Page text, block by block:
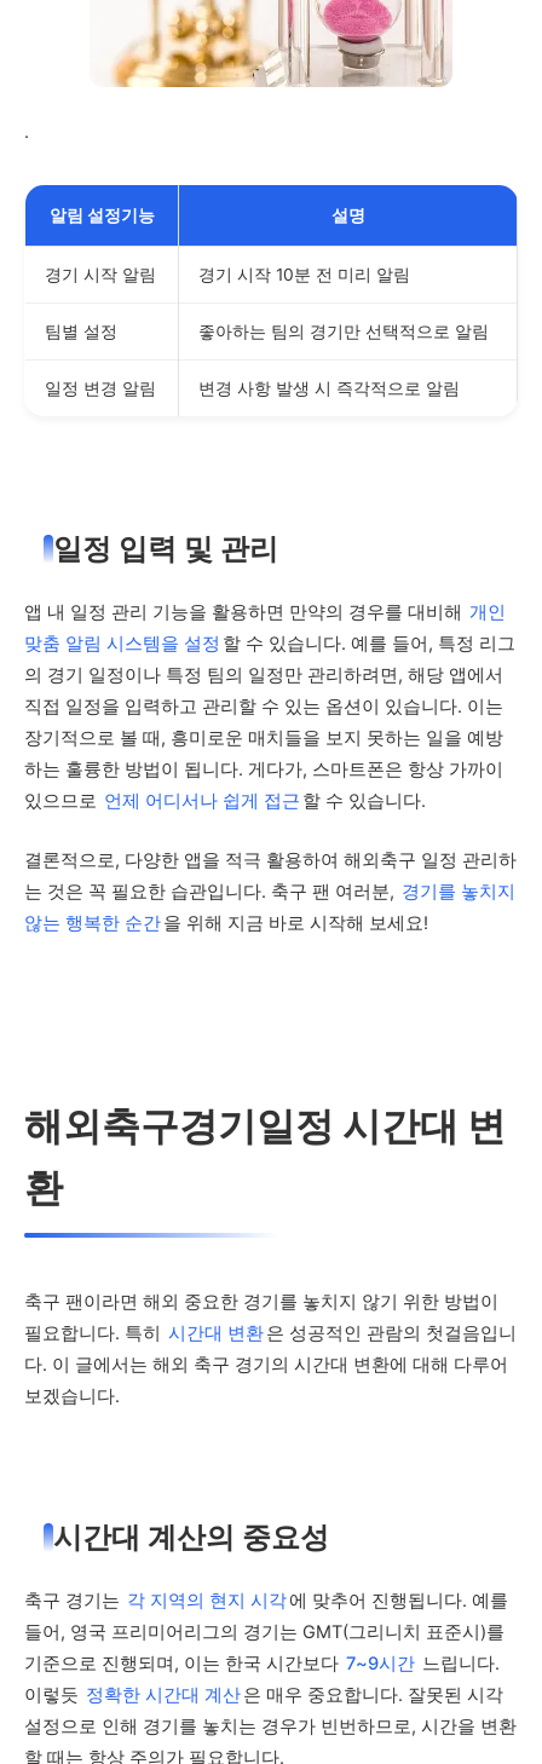
.
알림 설정기능 설명
경기 시작 알림 경기 시작 10분 전 미리 알림
팀별 설정 좋아하는 팀의 경기만 선택적으로 알림
일정 변경 알림 변경 사항 발생 시 즉각적으로 알림
일정 입력 및 관리
앱 내 일정 관리 기능을 활용하면 만약의 경우를 대비해 개인
맞춤 알림 시스템을 설정 할 수 있습니다. 예를 들어, 특정 리그
의 경기 일정이나 특정 팀의 일정만 관리하려면, 해당 앱에서
직접 일정을 입력하고 관리할 수 있는 옵션이 있습니다. 이는
장기적으로 볼 때, 흥미로운 매치들을 보지 못하는 일을 예방
하는 훌륭한 방법이 됩니다. 게다가, 스마트폰은 항상 가까이
있으므로 언제 어디서나 쉽게 접근 할 수 있습니다.
결론적으로, 다양한 앱을 적극 활용하여 해외축구 일정 관리하
는 것은 꼭 필요한 습관입니다. 축구 팬 여러분, 경기를 놓치지
않는 행복한 순간을 위해 지금 바로 시작해 보세요!
해외축구경기일정 시간대 변
환
축구 팬이라면 해외 중요한 경기를 놓치지 않기 위한 방법이
필요합니다. 특히 시간대 변환은 성공적인 관람의 첫걸음입니
다. 이 글에서는 해외 축구 경기의 시간대 변환에 대해 다루어
보겠습니다.
시간대 계산의 중요성
축구 경기는 각 지역의 현지 시각에 맞추어 진행됩니다. 예를
들어, 영국 프리미어리그의 경기는 GMT(그리니치 표준시)를
기준으로 진행되며, 이는 한국 시간보다 7~9시간 느립니다.
이렇듯 정확한 시간대 계산은 매우 중요합니다. 잘못된 시각
설정으로 인해 경기를 놓치는 경우가 빈번하므로, 시간을 변환
할 때는 항상 주의가 필요합니다.